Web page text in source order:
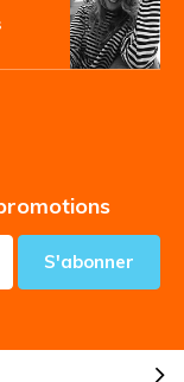
S'abonner